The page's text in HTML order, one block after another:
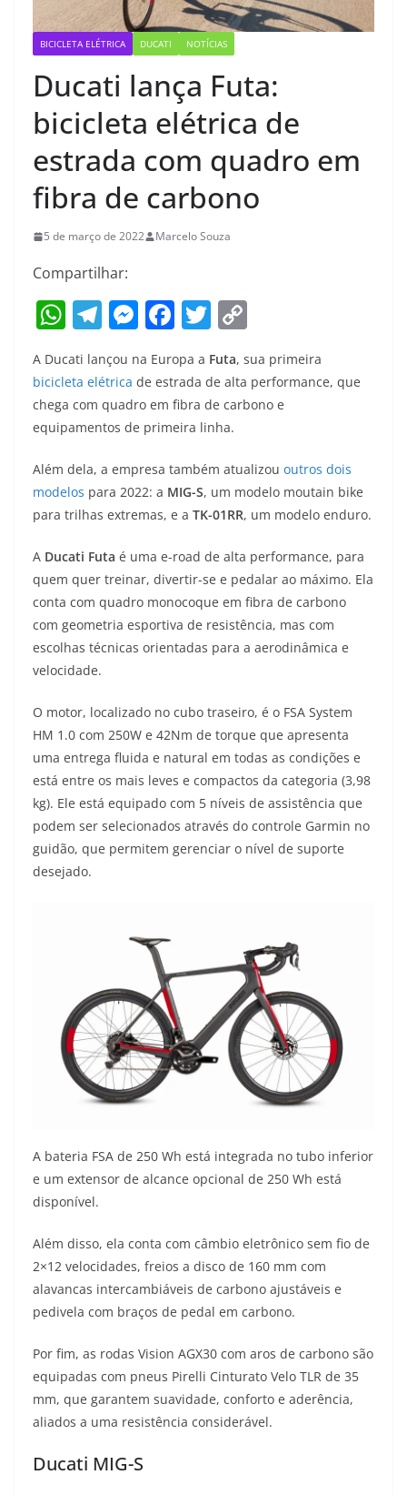
BICICLETA ELÉTRICA DUCATI NOTÍCIAS
Ducati lança Futa:
bicicleta elétrica de
estrada com quadro em
fibra de carbono
5 de março de 2022 Marcelo Souza
Compartilhar:
W
h
at
s
A
p
p
T
e
gr
a
m
M
ss
e
n
g
er
F
c
e
b
o
o
k
T
itt
er
p
y
n
k
A Ducati lançou na Europa a Futa, sua primeira
bicicleta elétrica de estrada de alta performance, que
chega com quadro em fibra de carbono e
equipamentos de primeira linha.
Além dela, a empresa também atualizou outros dois
modelos para 2022: a MIG-S, um modelo moutain bike
para trilhas extremas, e a TK-01RR, um modelo enduro.
A Ducati Futa é uma e-road de alta performance, para
quem quer treinar, divertir-se e pedalar ao máximo. Ela
conta com quadro monocoque em fibra de carbono
com geometria esportiva de resistência, mas com
escolhas técnicas orientadas para a aerodinâmica e
velocidade.
O motor, localizado no cubo traseiro, é o FSA System
HM 1.0 com 250W e 42Nm de torque que apresenta
uma entrega fluida e natural em todas as condições e
está entre os mais leves e compactos da categoria (3,98
kg). Ele está equipado com 5 níveis de assistência que
podem ser selecionados através do controle Garmin no
guidão, que permitem gerenciar o nível de suporte
desejado.
A bateria FSA de 250 Wh está integrada no tubo inferior
e um extensor de alcance opcional de 250 Wh está
disponível.
Além disso, ela conta com câmbio eletrônico sem fio de
2×12 velocidades, freios a disco de 160 mm com
alavancas intercambiáveis ​​de carbono ajustáveis ​​e
pedivela com braços de pedal em carbono.
Por fim, as rodas Vision AGX30 com aros de carbono são
equipadas com pneus Pirelli Cinturato Velo TLR de 35
mm, que garantem suavidade, conforto e aderência,
aliados a uma resistência considerável.
Ducati MIG-S